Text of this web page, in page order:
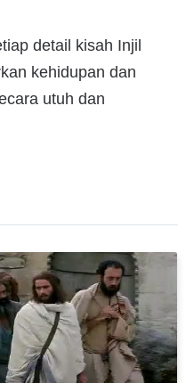
detail kisah Injil
kehidupan dan
utuh dan